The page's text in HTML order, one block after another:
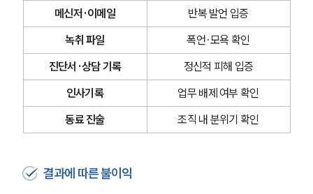
그룹소개
글로벌 파트너 로펌
메신저·이메일
반복 발언 입증
녹취 파일
폭언·모욕 확인
진단서·상담 기록
정신적 피해 입증
인사기록
업무 배제 여부 확인
동료 진술
조직 내 분위기 확인
결과에 따른 불이익